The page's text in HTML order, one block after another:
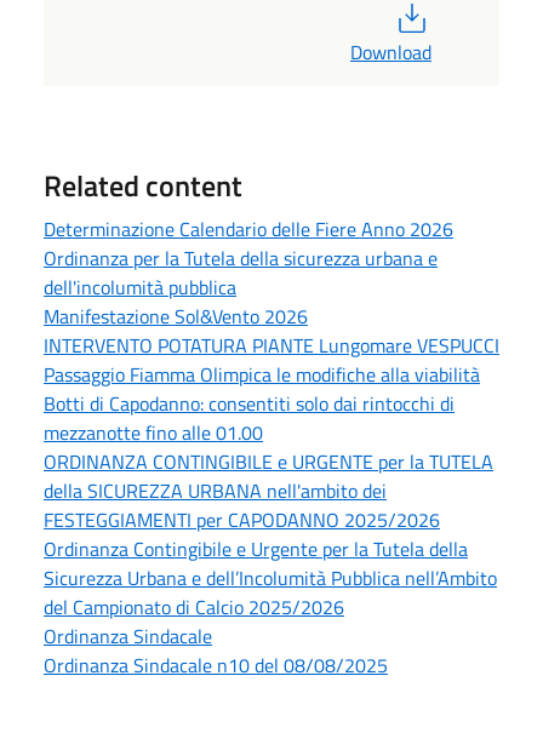
Download
Related content
Determinazione Calendario delle Fiere Anno 2026
Ordinanza per la Tutela della sicurezza urbana e
dell'incolumità pubblica
Manifestazione Sol&Vento 2026
INTERVENTO POTATURA PIANTE Lungomare VESPUCCI
Passaggio Fiamma Olimpica le modifiche alla viabilità
Botti di Capodanno: consentiti solo dai rintocchi di
mezzanotte fino alle 01.00
ORDINANZA CONTINGIBILE e URGENTE per la TUTELA
della SICUREZZA URBANA nell'ambito dei
FESTEGGIAMENTI per CAPODANNO 2025/2026
Ordinanza Contingibile e Urgente per la Tutela della
Sicurezza Urbana e dell’Incolumità Pubblica nell’Ambito
del Campionato di Calcio 2025/2026
Ordinanza Sindacale
Ordinanza Sindacale n10 del 08/08/2025